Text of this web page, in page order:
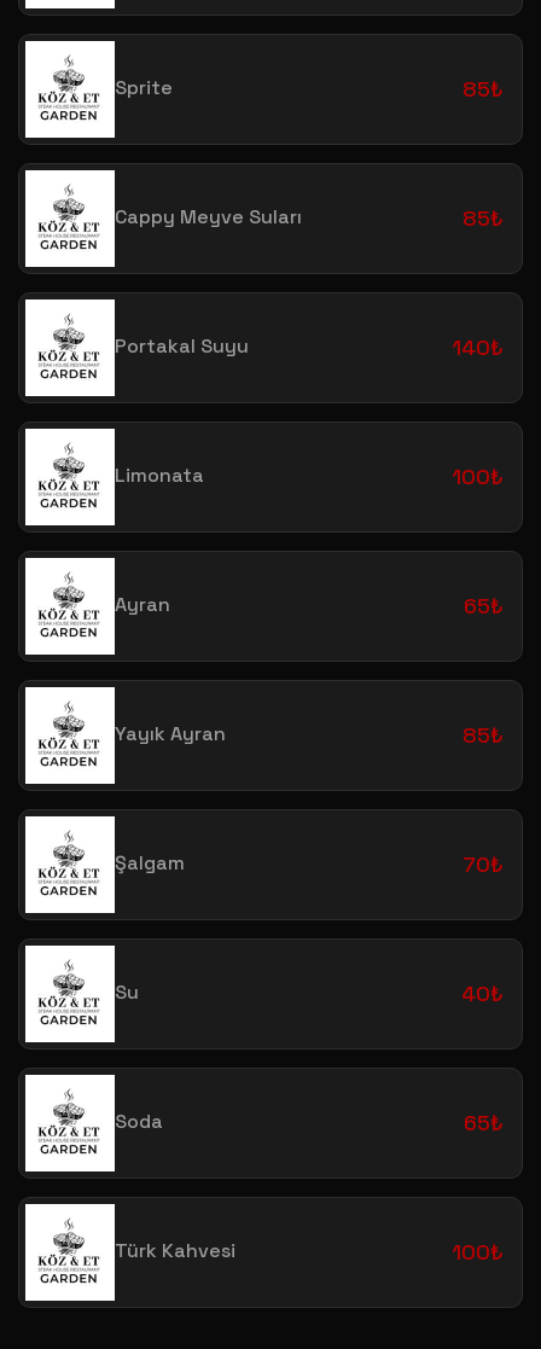
Sprite 85₺
Cappy Meyve Suları 85₺
Portakal Suyu 140₺
Limonata 100₺
Ayran 65₺
Yayık Ayran 85₺
Şalgam 70₺
Su 40₺
Soda 65₺
Türk Kahvesi 100₺